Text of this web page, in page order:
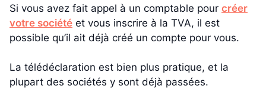
Si vous avez fait appel à un comptable pour créer
votre société et vous inscrire à la TVA, il est
possible qu’il ait déjà créé un compte pour vous.
La télédéclaration est bien plus pratique, et la
plupart des sociétés y sont déjà passées.